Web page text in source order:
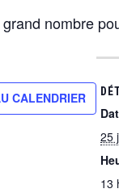
nombre
CALENDRIER
25
13